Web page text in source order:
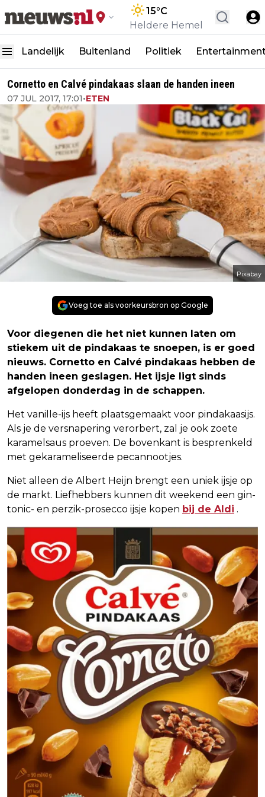
15°C
Heldere Hemel
Landelijk Buitenland Politiek
Cornetto en Calvé pindakaas slaan de handen ineen
07 JUL 2017, 17:01•ETEN
Pixabay
Voeg toe als voorkeursbron op Google
Voor diegenen die het niet kunnen laten om
stiekem uit de pindakaas te snoepen, is er goed
nieuws. Cornetto en Calvé pindakaas hebben de
handen ineen geslagen. Het ijsje ligt sinds
afgelopen donderdag in de schappen.
Het vanille-ijs heeft plaatsgemaakt voor pindakaasijs.
Als je de versnapering verorbert, zal je ook zoete
karamelsaus proeven. De bovenkant is besprenkeld
met gekarameliseerde pecannootjes.
Niet alleen de Albert Heijn brengt een uniek ijsje op
de markt. Liefhebbers kunnen dit weekend een gin-
tonic- en perzik-prosecco ijsje kopen bij de Aldi .